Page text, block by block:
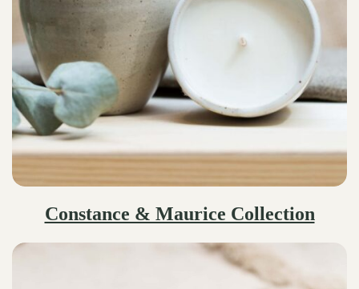
Constance & Maurice Collection